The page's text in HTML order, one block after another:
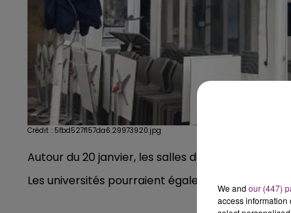
Crédit : 5fbd527f157da6.29973920.jpg
Autour du 20 janvier, les salles de sports,
Les universités pourraient également rouvrir au
We and our (447)
access information